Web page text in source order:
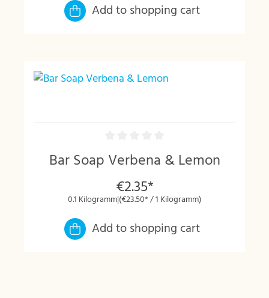
Add to shopping cart
Bar Soap Verbena & Lemon
€2.35*
0.1 Kilogramm|(€23.50* / 1 Kilogramm)
Add to shopping cart